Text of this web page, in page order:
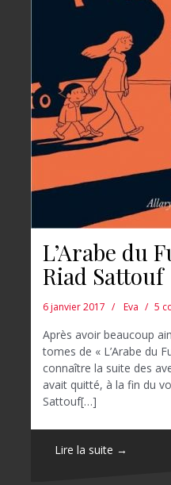
L’Arabe du
Riad Sattouf
6 janvier 2017 Eva 5
Après avoir beaucoup
tomes de « L’Arabe du
connaître la suite des
avait quitté, à la fin du
Sattouf[…]
Lire la suite →